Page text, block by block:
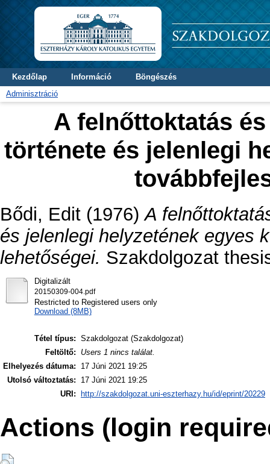
Kezdőlap Információ
Böngészés
Adminisztráció
A felnőttoktatás
története és jelenlegi
Bődi, Edit (1976)A
és jelenlegi helyzetének egyes
lehetőségei. Szakdolgozat
Digitalizált
20150309-004.pdf
Restricted to Registered users only
Download (8MB)
Tétel típus: Szakdolgozat (Szakdolgozat)
Feltöltő:
Users 1 nincs találat.
Elhelyezés dátuma:
17 Júni 2021 19:25
Utolsó változtatás:
17 Júni 2021 19:25
URI:
http://szakdolgozat.uni-eszterhazy.hu/id/eprint/20229
Actions (login